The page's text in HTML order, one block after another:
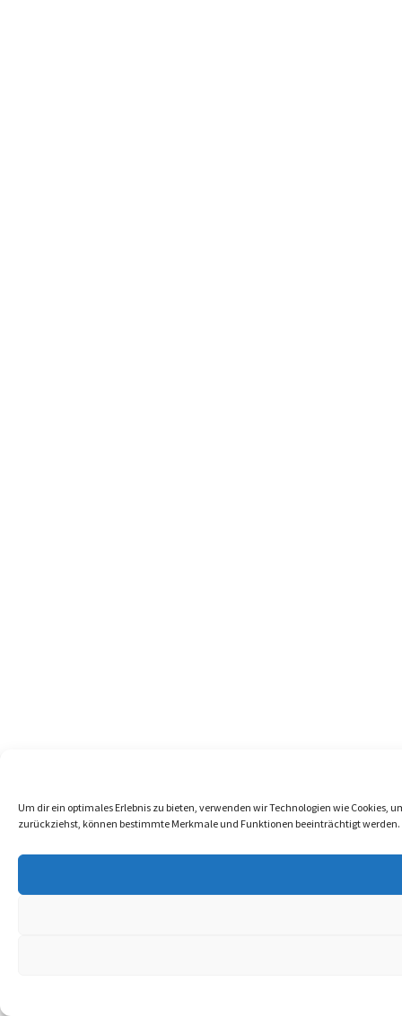
Um dir ein optimales Erlebnis zu bieten, verwenden wir Technologien wie
zurückziehst, können bestimmte Merkmale und Funktionen beeinträchtigt werden.